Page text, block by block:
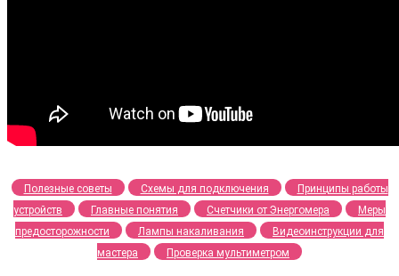
Полезные советы Схемы для подключения
Принципы работы
устройств
Главные понятия Счетчики от Энергомера
Меры
предосторожности
Лампы накаливания
Видеоинструкции для
мастера
Проверка мультиметром